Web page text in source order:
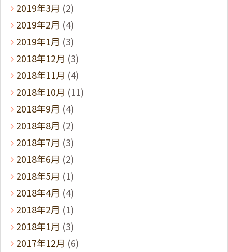
2019年3月 (2)
2019年2月 (4)
2019年1月 (3)
2018年12月 (3)
2018年11月 (4)
2018年10月 (11)
2018年9月 (4)
2018年8月 (2)
2018年7月 (3)
2018年6月 (2)
2018年5月 (1)
2018年4月 (4)
2018年2月 (1)
2018年1月 (3)
2017年12月 (6)